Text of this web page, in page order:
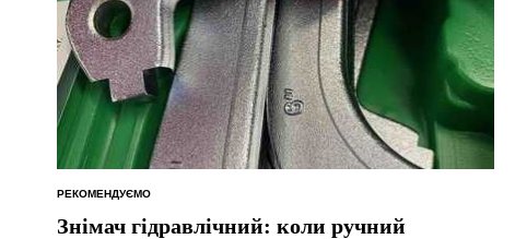
ОПУБЛІКУВАТИ
РЕКОМЕНДУЄМО
Знімач гідравлічний: коли ручний